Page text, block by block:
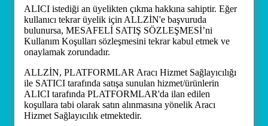
ALICI istediği an üyelikten çıkma hakkına sahiptir. Eğer
kullanıcı tekrar üyelik için ALLZİN'e başvuruda
bulunursa, MESAFELİ SATIŞ SÖZLEŞMESİ’ni
Kullanım Koşulları sözleşmesini tekrar kabul etmek ve
onaylamak zorundadır.
ALLZİN, PLATFORMLAR Aracı Hizmet Sağlayıcılığı
ile SATICI tarafında satışa sunulan hizmet/ürünlerin
ALICI tarafında PLATFORMLAR'da ilan edilen
koşullara tabi olarak satın alınmasına yönelik Aracı
Hizmet Sağlayıcılık etmektedir.